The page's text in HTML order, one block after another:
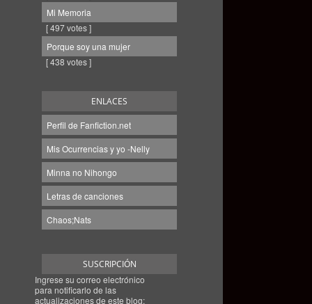
Mi Memoria
[ 497 votes ]
Porque soy una mujer
[ 438 votes ]
ENLACES
Perfil de Fanfiction.net
Mis Ocurrencias y yo -Nelly
Minna no Nihongo
Letras de canciones
Chaos;Nats
SUSCRIPCIÓN
Ingrese su correo electrónico
para notificarlo de las
actualizaciones de este blog: